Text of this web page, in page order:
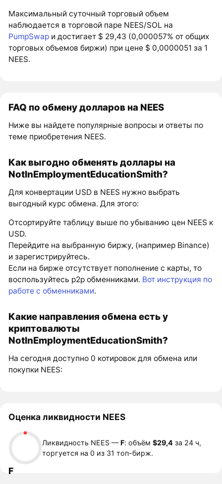
Максимальный суточный торговый объем
наблюдается в торговой паре NEES/SOL на
PumpSwap и достигает $ 29,43 (0,000057% от общих
торговых объемов биржи) при цене $ 0,0000051 за 1
NEES.
FAQ по обмену долларов на NEES
Ниже вы найдете популярные вопросы и ответы по
теме приобретения NEES.
Как выгодно обменять доллары на
NotInEmploymentEducationSmith?
Для конвертации USD в NEES нужно выбрать
выгодный курс обмена. Для этого:
Отсортируйте таблицу выше по убыванию цен NEES к
USD.
Перейдите на выбранную биржу, (например Binance)
и зарегистрируйтесь.
Если на бирже отсутствует пополнение с карты, то
воспользуйтесь p2p обменниками. Вот инструкция по
работе с обменниками.
Какие направления обмена есть у
криптовалюты
NotInEmploymentEducationSmith?
На сегодня доступно 0 котировок для обмена или
покупки NEES:
Оценка ликвидности NEES
F
Ликвидность NEES —F: объём$29,4 за 24 ч,
торгуется на 0 из 31 топ-бирж.